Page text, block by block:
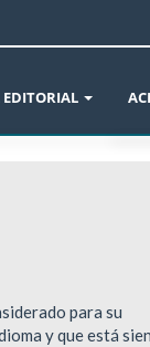
EDITORIAL
DE SECCIÓN Y
para su
y que está